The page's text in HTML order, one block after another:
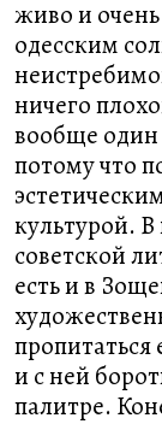
живо и
одесским
ничего
вообще
потому что
культурой.
советской
есть и в
и с ней
палитре.